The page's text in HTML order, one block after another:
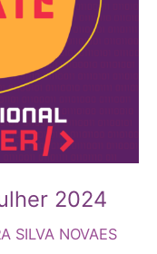
2024
SILVA NOVAES